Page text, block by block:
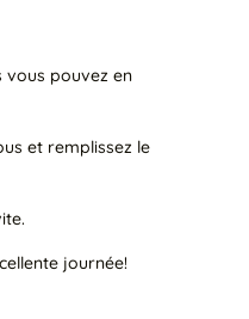
vous pouvez en
et remplissez le
journée!